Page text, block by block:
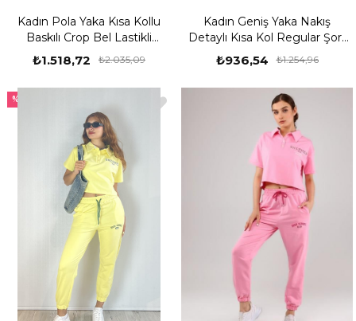
Kadın Pola Yaka Kısa Kollu
Baskılı Crop Bel Lastikli
Eşofman Takımı - Mavi
₺1.518,72 ₺2.035,09
Kadın Geniş Yaka Nakış
Detaylı Kısa Kol Regular Şort
Tişört İkili Takım - Mavi
₺936,54 ₺1.254,96
%25